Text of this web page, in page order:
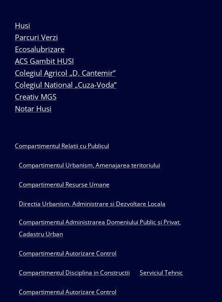
Husi
Parcuri Verzi
Ecosalubrizare
ACS Gambit HUSI
Colegiul Agricol „D. Cantemir”
Colegiul National „Cuza-Voda”
Creativ MGS
Notar Husi
Compartimentul Relatii cu Publicul
Compartimentul Urbanism, Amenajarea teritoriului
Compartimentul Resurse Umane
Directia Urbanism, Administrare si Dezvoltare Locala
Compartimentul Administrarea Domeniului Public si Privat,
Cadastru Urban
Compartimentul Autorizare Control
Compartimentul Disciplina in Constructii Serviciul Tehnic
Compartimentul Autorizare Control